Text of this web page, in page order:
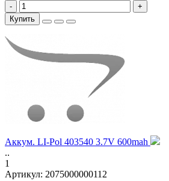
-
+
Купить
Аккум. LI-Pol 403540 3.7V 600mah
..
1
Артикул: 2075000000112